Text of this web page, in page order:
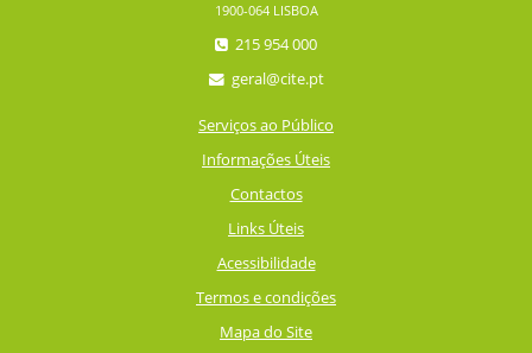
1900-064 LISBOA
215 954 000
geral@cite.pt
Serviços ao Público
Informações Úteis
Contactos
Links Úteis
Acessibilidade
Termos e condições
Mapa do Site